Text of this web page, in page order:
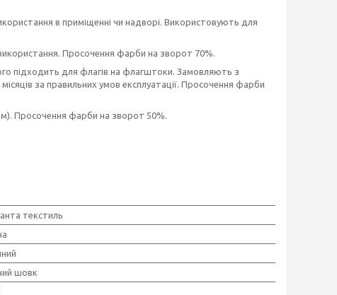
в приміщенні чи надворі. Використовують для
Просочення фарби на зворот 70%.
підходить для флагів на флагштоки. Замовляють з
за правильних умов експлуатації. Просочення фарби
Просочення фарби на зворот 50%.
текстиль
шовк